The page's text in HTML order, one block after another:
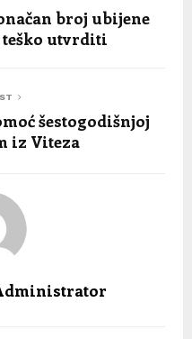
broj ubijene
teško utvrditi
šestogodišnjoj
iz Viteza